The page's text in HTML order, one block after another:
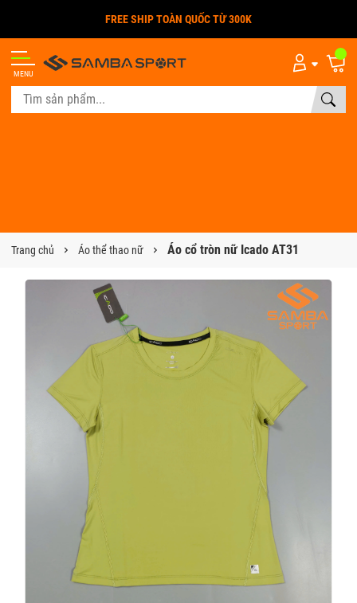
FREE SHIP TOÀN QUỐC TỪ 300K
MENU
Trang chủ Áo thể thao nữ Áo cổ tròn nữ Icado AT31